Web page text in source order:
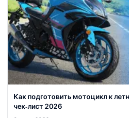
Как подготовить мотоцикл к
чек‑лист 2026